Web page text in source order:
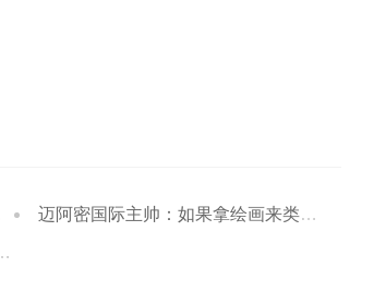
迈阿密国际主帅：如果拿绘画来类比 梅西就是足坛毕加索